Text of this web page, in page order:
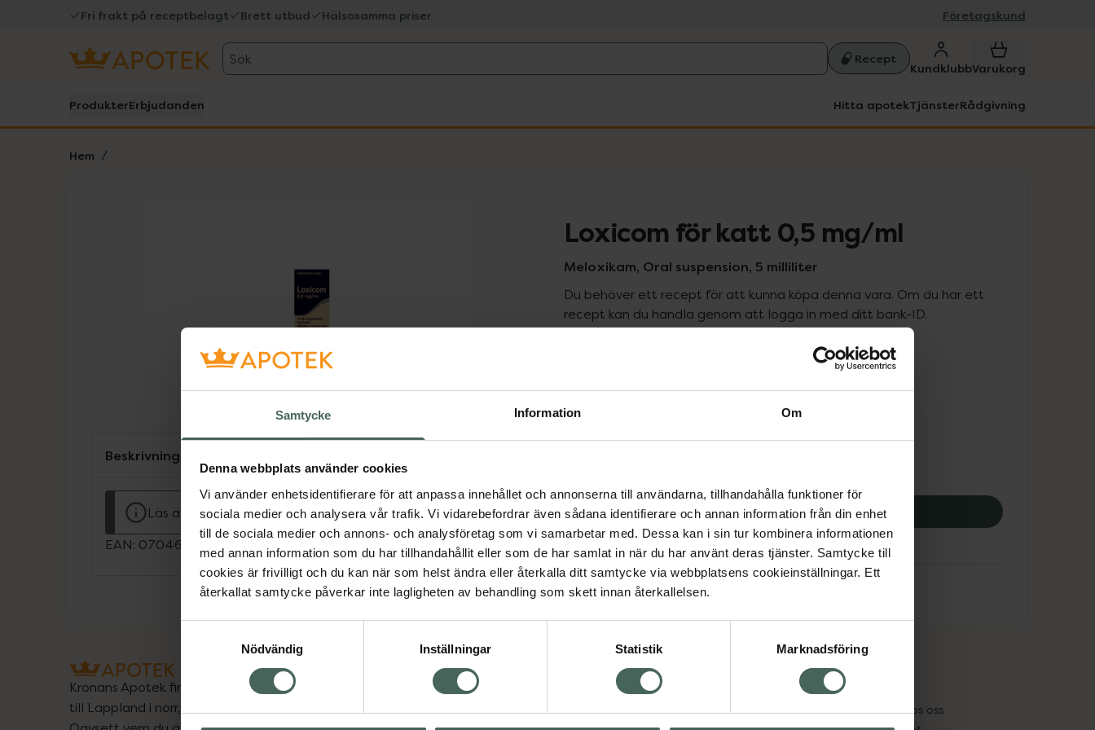
Samtycke Information Om
Denna webbplats använder cookies
Vi använder enhetsidentifierare för att anpassa innehållet och annonserna till användarna, tillhandahålla funktioner för
sociala medier och analysera vår trafik. Vi vidarebefordrar även sådana identifierare och annan information från din enhet
till de sociala medier och annons- och analysföretag som vi samarbetar med. Dessa kan i sin tur kombinera informationen
med annan information som du har tillhandahållit eller som de har samlat in när du har använt deras tjänster. Samtycke till
cookies är frivilligt och du kan när som helst ändra eller återkalla ditt samtycke via webbplatsens cookieinställningar. Ett
återkallat samtycke påverkar inte lagligheten av behandling som skett innan återkallelsen.
Nödvändig
Inställningar Statistik Marknadsföring
Fri frakt på receptbelagt Brett utbud Hälsosamma priser Företagskund
Sök Recept
KundklubbVarukorg
ProdukterErbjudanden Hitta apotekTjänsterRådgivning
Hem
Loxicom för katt 0,5 mg/ml
Meloxikam, Oral suspension, 5 milliliter
Du behöver ett recept för att kunna köpa denna vara. Om du har ett
recept kan du handla genom att logga in med ditt bank-ID.
Pris med recept
Högkostnadsskyddet gäller inte
99 kr
Köp via ditt recept
Aktuella erbjudanden
Beskrivning
Läs alltid bipacksedeln innan användning.
EAN: 07046263800943
Kronans Apotek finns här för dig. Du hittar oss från Skåne i syd
till Lappland i norr, och online i mobilen och på datorn.
Om recept och läkemedel
Jobba hos oss